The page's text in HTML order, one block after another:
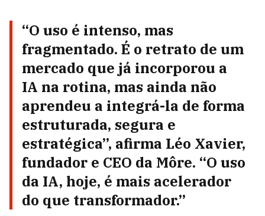
“O uso é intenso, mas
fragmentado. É o retrato de um
mercado que já incorporou a
IA na rotina, mas ainda não
aprendeu a integrá-la de forma
estruturada, segura e
estratégica”, afirma Léo Xavier,
fundador e CEO da Môre. “O uso
da IA, hoje, é mais acelerador
do que transformador.”